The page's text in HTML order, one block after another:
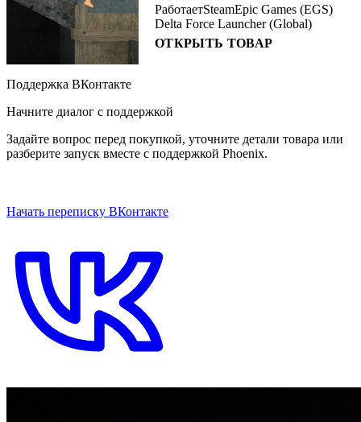
РаботаетSteamEpic Games (EGS)
Delta Force Launcher (Global)
ОТКРЫТЬ ТОВАР
Поддержка ВКонтакте
Начните диалог с поддержкой
Задайте вопрос перед покупкой, уточните детали товара или
разберите запуск вместе с поддержкой Phoenix.
Начать переписку ВКонтакте